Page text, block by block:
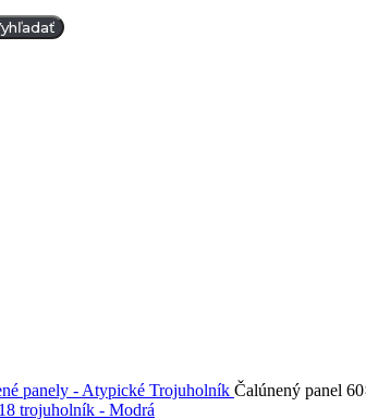
panely - Atypické Trojuholník Čalúnený panel